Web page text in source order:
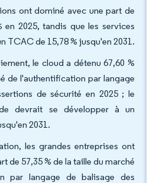
ont dominé avec une part de
en 2025, tandis que les services
TCAC de 15,78 % jusqu'en 2031.
le cloud a détenu 67,60 %
de l'authentification par langage
de sécurité en 2025 ; le
devrait se développer à un
2031.
les grandes entreprises ont
de 57,35 % de la taille du marché
par langage de balisage des